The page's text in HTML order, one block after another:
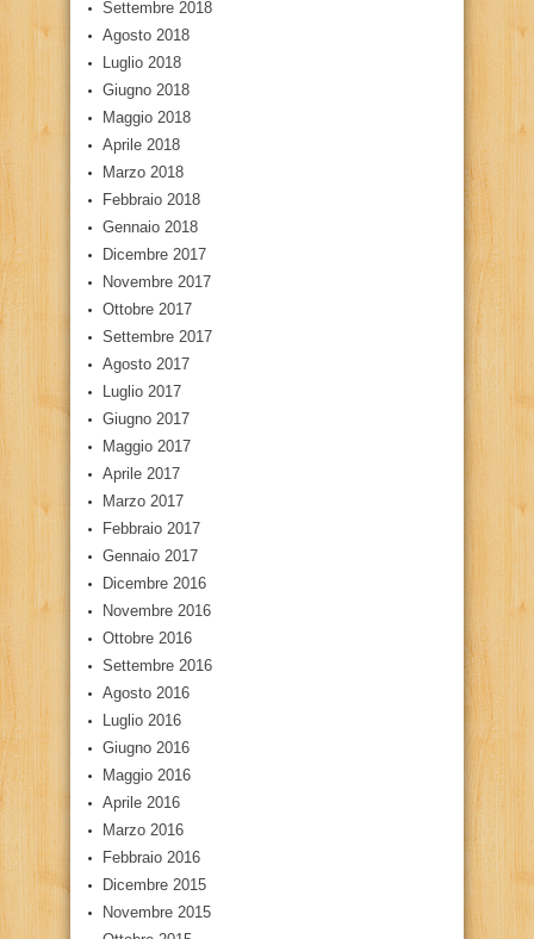
Settembre 2018
Agosto 2018
Luglio 2018
Giugno 2018
Maggio 2018
Aprile 2018
Marzo 2018
Febbraio 2018
Gennaio 2018
Dicembre 2017
Novembre 2017
Ottobre 2017
Settembre 2017
Agosto 2017
Luglio 2017
Giugno 2017
Maggio 2017
Aprile 2017
Marzo 2017
Febbraio 2017
Gennaio 2017
Dicembre 2016
Novembre 2016
Ottobre 2016
Settembre 2016
Agosto 2016
Luglio 2016
Giugno 2016
Maggio 2016
Aprile 2016
Marzo 2016
Febbraio 2016
Dicembre 2015
Novembre 2015